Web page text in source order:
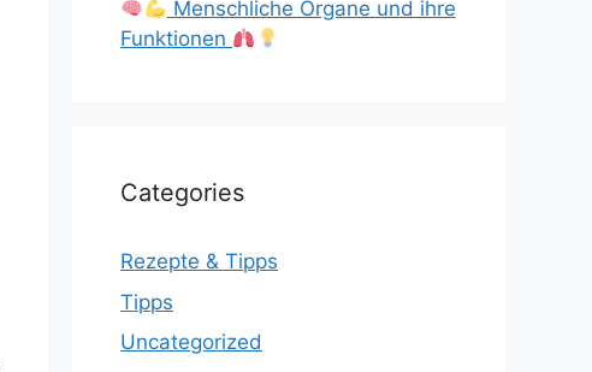
Menschliche Organe und ihre
Funktionen
Categories
Rezepte & Tipps
Tipps
Uncategorized